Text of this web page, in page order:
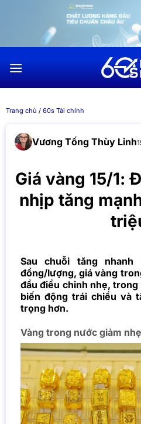
dung
Trang chủ / 60s Tài chính
Vương Tống Thùy Linh
Giá vàng 15/1:
nhịp tăng
Sau chuỗi tăng
đồng/lượng, giá vàng
đầu điều chỉnh nhẹ,
biến động trái chiều và
trọng hơn.
Vàng trong nước giảm